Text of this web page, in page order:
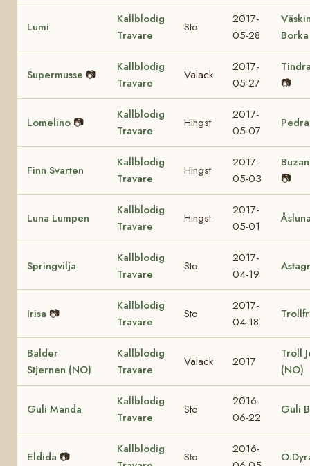
Lumi
Kallblodig
Travare
Sto
2017-
05-28
Borka
Supermusse 📷
Kallblodig
Travare
Valack
2017-
05-27
📷
Lomelino 📷
Kallblodig
Travare
Hingst
2017-
05-07
Pedra
Finn Svarten
Kallblodig
Travare
Hingst
2017-
05-03
📷
Luna Lumpen
Kallblodig
Travare
Hingst
2017-
05-01
Springvilja
Kallblodig
Travare
Sto
2017-
04-19
Irisa 📷
Kallblodig
Travare
Sto
2017-
04-18
Balder
Stjernen (NO)
Kallblodig
Travare
Valack 2017
Troll
(NO)
Guli Manda
Kallblodig
Travare
Sto
2016-
06-22
Guli
Eldida 📷
Kallblodig
Sto
2016-